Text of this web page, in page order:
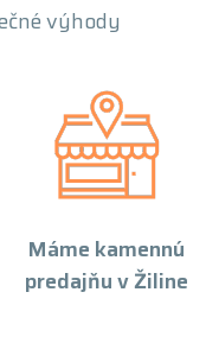
výhody
Máme kamennú
predajňu v Žiline